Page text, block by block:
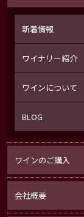
新着情報
ワイナリー紹介
ワインについて
BLOG
ワインのご購入
会社概要